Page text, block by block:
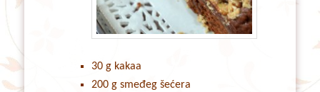
30 g kakaa
200 g smeđeg šećera